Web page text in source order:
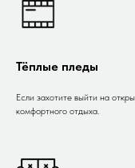
Тёплые пледы
Если захотите выйти на
комфортного отдыха.